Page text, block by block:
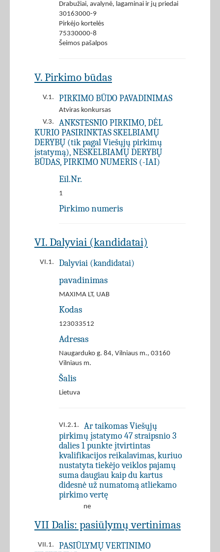
Drabužiai, avalynė, lagaminai ir jų priedai
30163000-9
Pirkėjo kortelės
75330000-8
Šeimos pašalpos
V. Pirkimo būdas
V.1. PIRKIMO BŪDO PAVADINIMAS
Atviras konkursas
V.3.
ANKSTESNIO PIRKIMO, DĖL
KURIO PASIRINKTAS SKELBIAMŲ
DERYBŲ (tik pagal Viešųjų pirkimų
įstatymą), NESKELBIAMŲ DERYBŲ
BŪDAS, PIRKIMO NUMERIS (-IAI)
Eil.Nr.
1
Pirkimo numeris
VI. Dalyviai (kandidatai)
VI.1. Dalyviai (kandidatai)
pavadinimas
MAXIMA LT, UAB
Kodas
123033512
Adresas
Naugarduko g. 84, Vilniaus m., 03160
Vilniaus m.
Šalis
Lietuva
VI.2.1.
Ar taikomas Viešųjų
pirkimų įstatymo 47 straipsnio 3
dalies 1 punkte įtvirtintas
kvalifikacijos reikalavimas, kuriuo
nustatyta tiekėjo veiklos pajamų
suma daugiau kaip du kartus
didesnė už numatomą atliekamo
pirkimo vertę
ne
VII Dalis: pasiūlymų vertinimas
VII.1.
PASIŪLYMŲ VERTINIMO